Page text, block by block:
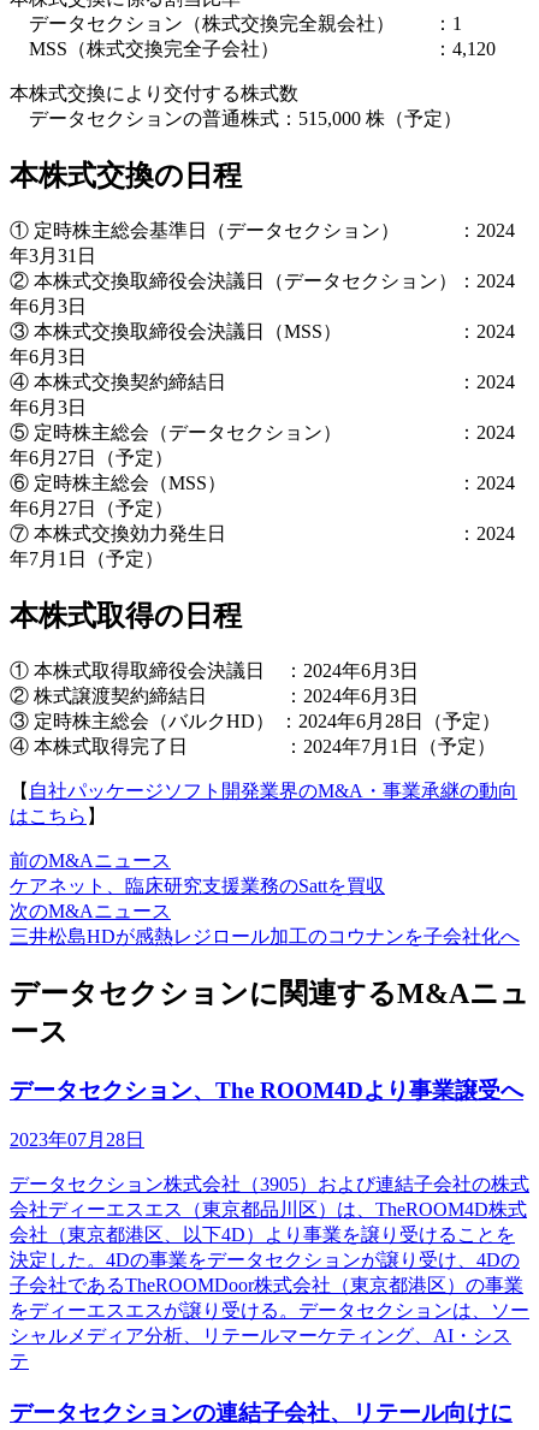
データセクション（株式交換完全親会社） ：1
MSS（株式交換完全子会社） ：4,120
本株式交換により交付する株式数
データセクションの普通株式：515,000 株（予定）
本株式交換の日程
① 定時株主総会基準日（データセクション） ：2024
年3月31日
② 本株式交換取締役会決議日（データセクション）：2024
年6月3日
③ 本株式交換取締役会決議日（MSS） ：2024
年6月3日
④ 本株式交換契約締結日 ：2024
年6月3日
⑤ 定時株主総会（データセクション） ：2024
年6月27日（予定）
⑥ 定時株主総会（MSS） ：2024
年6月27日（予定）
⑦ 本株式交換効力発生日 ：2024
年7月1日（予定）
本株式取得の日程
① 本株式取得取締役会決議日 ：2024年6月3日
② 株式譲渡契約締結日 ：2024年6月3日
③ 定時株主総会（バルクHD） ：2024年6月28日（予定）
④ 本株式取得完了日 ：2024年7月1日（予定）
【 自社パッケージソフト開発業界のM&A・事業承継の動向
はこちら 】
前のM&Aニュース
ケアネット、臨床研究支援業務のSattを買収
次のM&Aニュース
三井松島HDが感熱レジロール加工のコウナンを子会社化へ
データセクションに関連するM&Aニュ
ース
データセクション、The ROOM4Dより事業譲受へ
2023年07月28日
データセクション株式会社（3905）および連結子会社の株式
会社ディーエスエス（東京都品川区）は、TheROOM4D株式
会社（東京都港区、以下4D）より事業を譲り受けることを
決定した。4Dの事業をデータセクションが譲り受け、4Dの
子会社であるTheROOMDoor株式会社（東京都港区）の事業
をディーエスエスが譲り受ける。データセクションは、ソー
シャルメディア分析、リテールマーケティング、AI・シス
テ
データセクションの連結子会社、リテール向けに